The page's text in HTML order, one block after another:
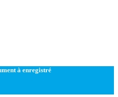
à enregistré